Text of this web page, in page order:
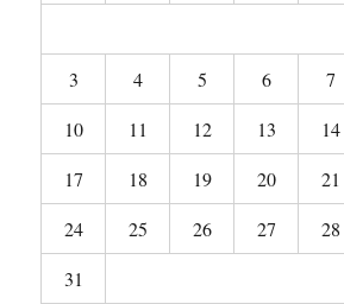
3
4 5 6 7
10
11 12 13 14
17
18 19 20 21
24
25 26 27 28
31